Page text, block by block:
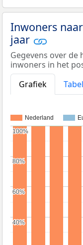
Inwoners
jaar
Gegevens over
inwoners in het
Grafiek
Tabel
Nederland
40%
40%
60%
60%
80%
80%
100%
100%